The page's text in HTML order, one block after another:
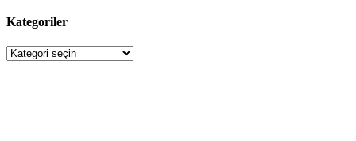
Kategoriler
Kategoriler